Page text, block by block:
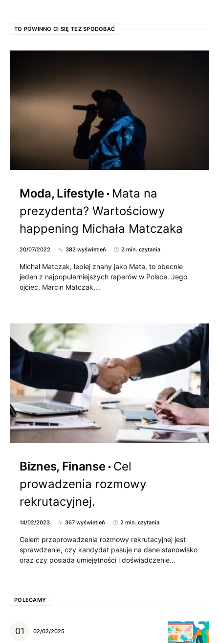
TO POWINNO CI SIĘ TEŻ SPODOBAĆ
Moda, Lifestyle
Mata na
prezydenta? Wartościowy
happening Michała Matczaka
20/07/2022 382 wyświetleń 2 min. czytania
Michał Matczak, lepiej znany jako Mata, to obecnie
jeden z najpopularniejszych raperów w Polsce. Jego
ojciec, Marcin Matczak,…
Biznes, Finanse
Cel
prowadzenia rozmowy
rekrutacyjnej.
14/02/2023 367 wyświetleń 2 min. czytania
Celem przeprowadzenia rozmowy rekrutacyjnej jest
sprawdzenie, czy kandydat pasuje na dane stanowisko
oraz czy posiada umiejętności i doświadczenie…
POLECAMY
02/02/2025